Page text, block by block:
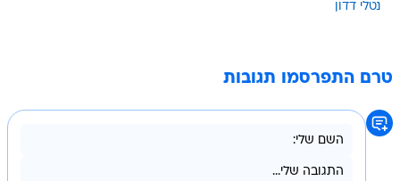
נטלי דדון
טרם התפרסמו תגובות